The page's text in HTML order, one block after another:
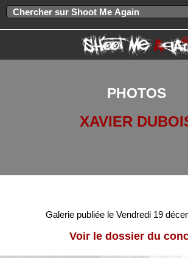
PHOTOS
XAVIER
Galerie publiée le Vendredi 19
Voir le dossier du